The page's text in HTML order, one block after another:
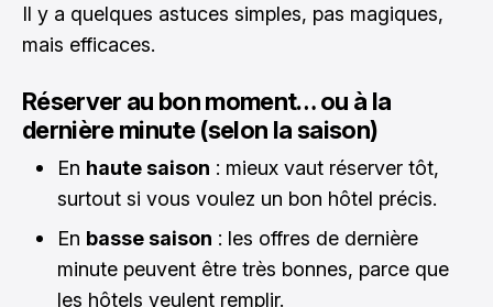
Il y a quelques astuces simples, pas magiques,
mais efficaces.
Réserver au bon moment… ou à la
dernière minute (selon la saison)
En haute saison : mieux vaut réserver tôt,
surtout si vous voulez un bon hôtel précis.
En basse saison : les offres de dernière
minute peuvent être très bonnes, parce que
les hôtels veulent remplir.